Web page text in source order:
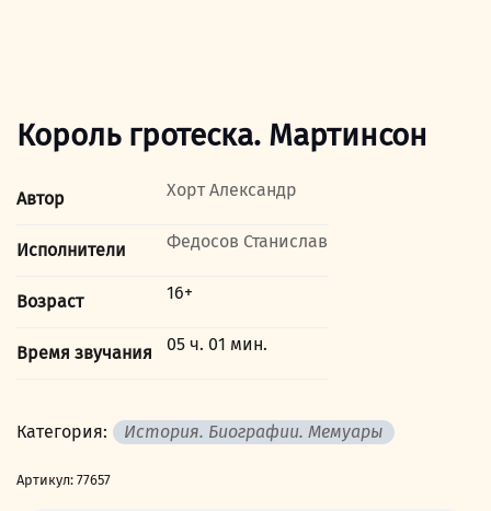
Король гротеска. Мартинсон
Автор Хорт Александр
Исполнители Федосов Станислав
Возраст 16+
Время звучания 05 ч. 01 мин.
Категория: История. Биографии. Мемуары
Артикул: 77657